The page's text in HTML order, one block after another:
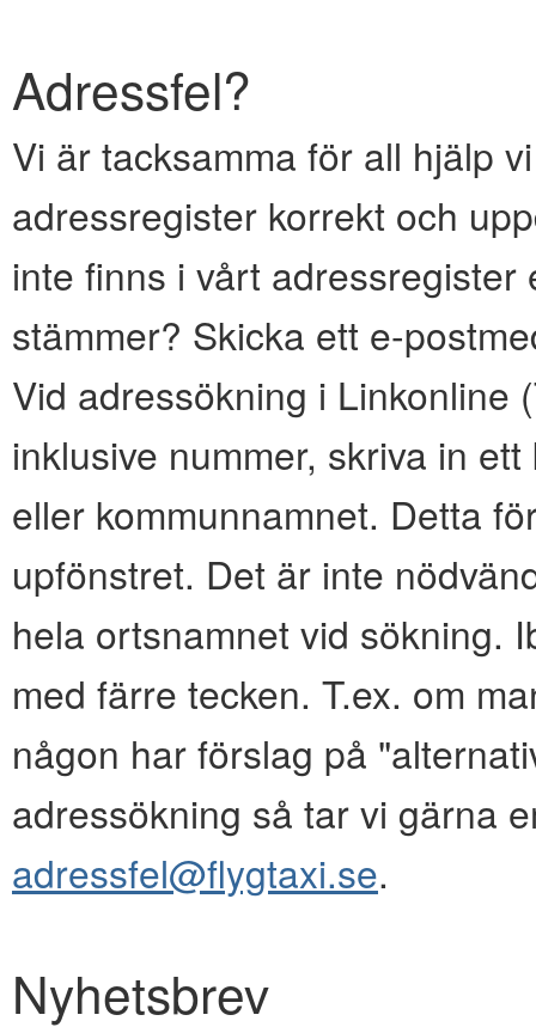
Adressfel?
Vi är tacksamma för all hjälp
adressregister korrekt och
inte finns i vårt
stämmer? Skicka ett e-
Vid adressökning i Linkonline
inklusive nummer, skriva in
eller kommunnamnet. Detta
upfönstret. Det är inte
hela ortsnamnet vid sökning.
med färre tecken. T.ex. om
någon har förslag på
adressökning så tar vi gärna
adressfel@flygtaxi.se.
Nyhetsbrev